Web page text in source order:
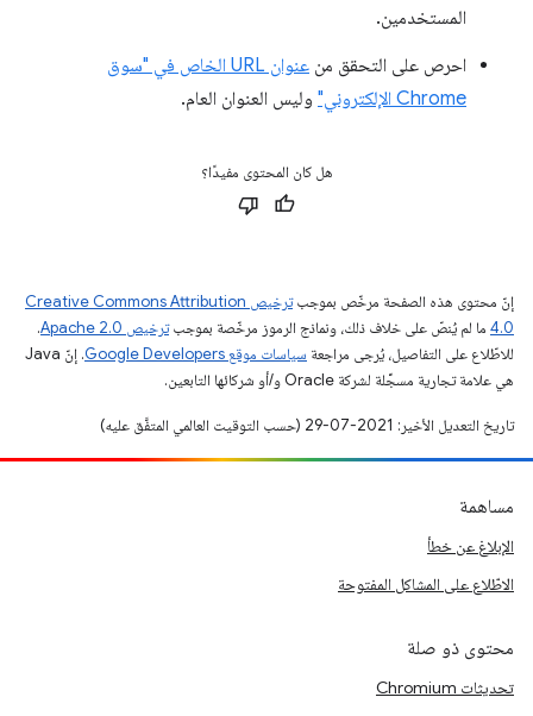
المستخدمين.
احرص على التحقق من
عنوان URL الخاص في "سوق
Chrome الإلكتروني"
وليس العنوان العام.
هل كان المحتوى مفيدًا؟
إنّ محتوى هذه الصفحة مرخّص بموجب
ترخيص Creative Commons Attribution
4.0‏ ما لم يُنصّ على خلاف ذلك، ونماذج الرموز مرخّصة بموجبترخيص Apache 2.0‏
.
للاطّلاع على التفاصيل، يُرجى مراجعة سياسات موقع Google Developers‏
. إنّ Java
هي علامة تجارية مسجَّلة لشركة Oracle و/أو شركائها التابعين.
تاريخ التعديل الأخير: 2021-07-29 (حسب التوقيت العالمي المتفَّق عليه)
مساهمة
الإبلاغ عن خطأ
الاطّلاع على المشاكل المفتوحة
محتوى ذو صلة
تحديثات Chromium